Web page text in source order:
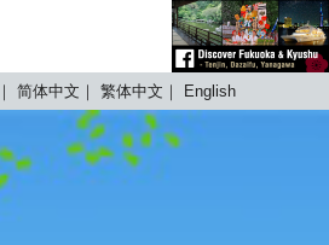
简体中文 繁体中文 English